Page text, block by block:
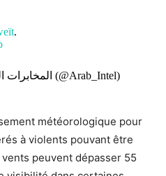
.
— Arab Intelligence – المخابرات العربية (@Arab_Intel)
météorologique pour
à violents pouvant être
peuvent dépasser 55